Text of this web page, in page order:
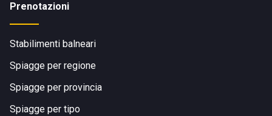
Prenotazioni
Stabilimenti balneari
Spiagge per regione
Spiagge per provincia
Spiagge per tipo